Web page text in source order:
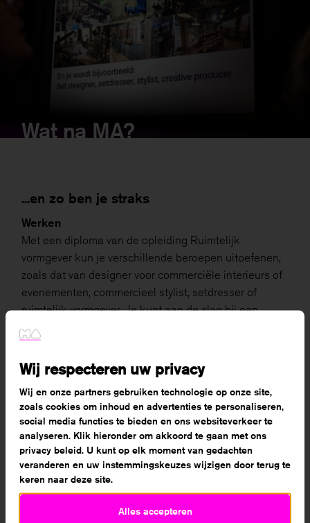
Wat na MA?
...en zo ben je straks
Werken
Met een diploma van de opleiding Ruimtelijk
vormgever kun je verschillende beroepen uitoefenen,
zoals dat van designer voor commerciële interieurs of
evenementen, commercieel stylist, setdresser of
ruimtelijk vormgever. Je kunt aan de slag bij een
ontwerpbureau voor interior design, live
communicatie of een (film)set. Dat kan in loondienst,
maar ook als zelfstandige of freelancer.
Doorstuderen
Verder leren op het hbo is ook mogelijk, bijvoorbeeld
met de opleidingen Media & Graphic Design, Fashion
& Product Design, Interieur Ontwerpen en Lifestyle &
Design.
Wij respecteren uw privacy
Wij en onze partners gebruiken technologie op onze site,
zoals cookies om inhoud en advertenties te personaliseren,
social media functies te bieden en ons websiteverkeer te
analyseren. Klik hieronder om akkoord te gaan met ons
privacy beleid. U kunt op elk moment van gedachten
veranderen en uw instemmingskeuzes wijzigen door terug te
keren naar deze site.
Alles accepteren